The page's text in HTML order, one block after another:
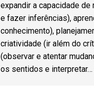
expandir a capacidade de
e fazer inferências),
conhecimento),
criatividade (ir além do
(observar e atentar
os sentidos e interpretar…